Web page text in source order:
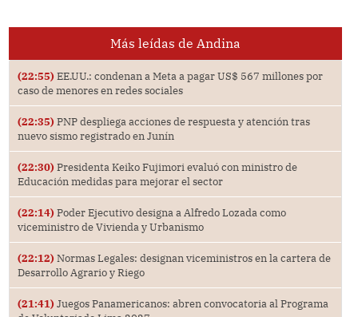
Más leídas de Andina
(22:55) EE.UU.: condenan a Meta a pagar US$ 567 millones por
caso de menores en redes sociales
(22:35) PNP despliega acciones de respuesta y atención tras
nuevo sismo registrado en Junín
(22:30) Presidenta Keiko Fujimori evaluó con ministro de
Educación medidas para mejorar el sector
(22:14) Poder Ejecutivo designa a Alfredo Lozada como
viceministro de Vivienda y Urbanismo
(22:12) Normas Legales: designan viceministros en la cartera de
Desarrollo Agrario y Riego
(21:41) Juegos Panamericanos: abren convocatoria al Programa